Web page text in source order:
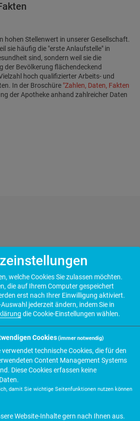
hohen Stellenwert in unserer Gesellschaft.
sie häufig die "erste Anlaufstelle" in
sind, sondern weil sie die
der Bevölkerung flächendeckend
hoch qualifizierter Arbeits- und
In der Broschüre "Zahlen, Daten, Fakten
der Apotheke anhand zahlreicher Daten
welche Cookies Sie zulassen möchten.
die auf Ihrem Computer gespeichert
erst nach Ihrer Einwilligung aktiviert.
jederzeit ändern, indem Sie in
die Cookie-Einstellungen wählen.
Cookies(immer notwendig)
verwendet technische Cookies, die für den
Content Management Systems
Diese Cookies erfassen keine
damit Sie wichtige Seitenfunktionen nutzen können
Website-Inhalte gern nach Ihnen aus.